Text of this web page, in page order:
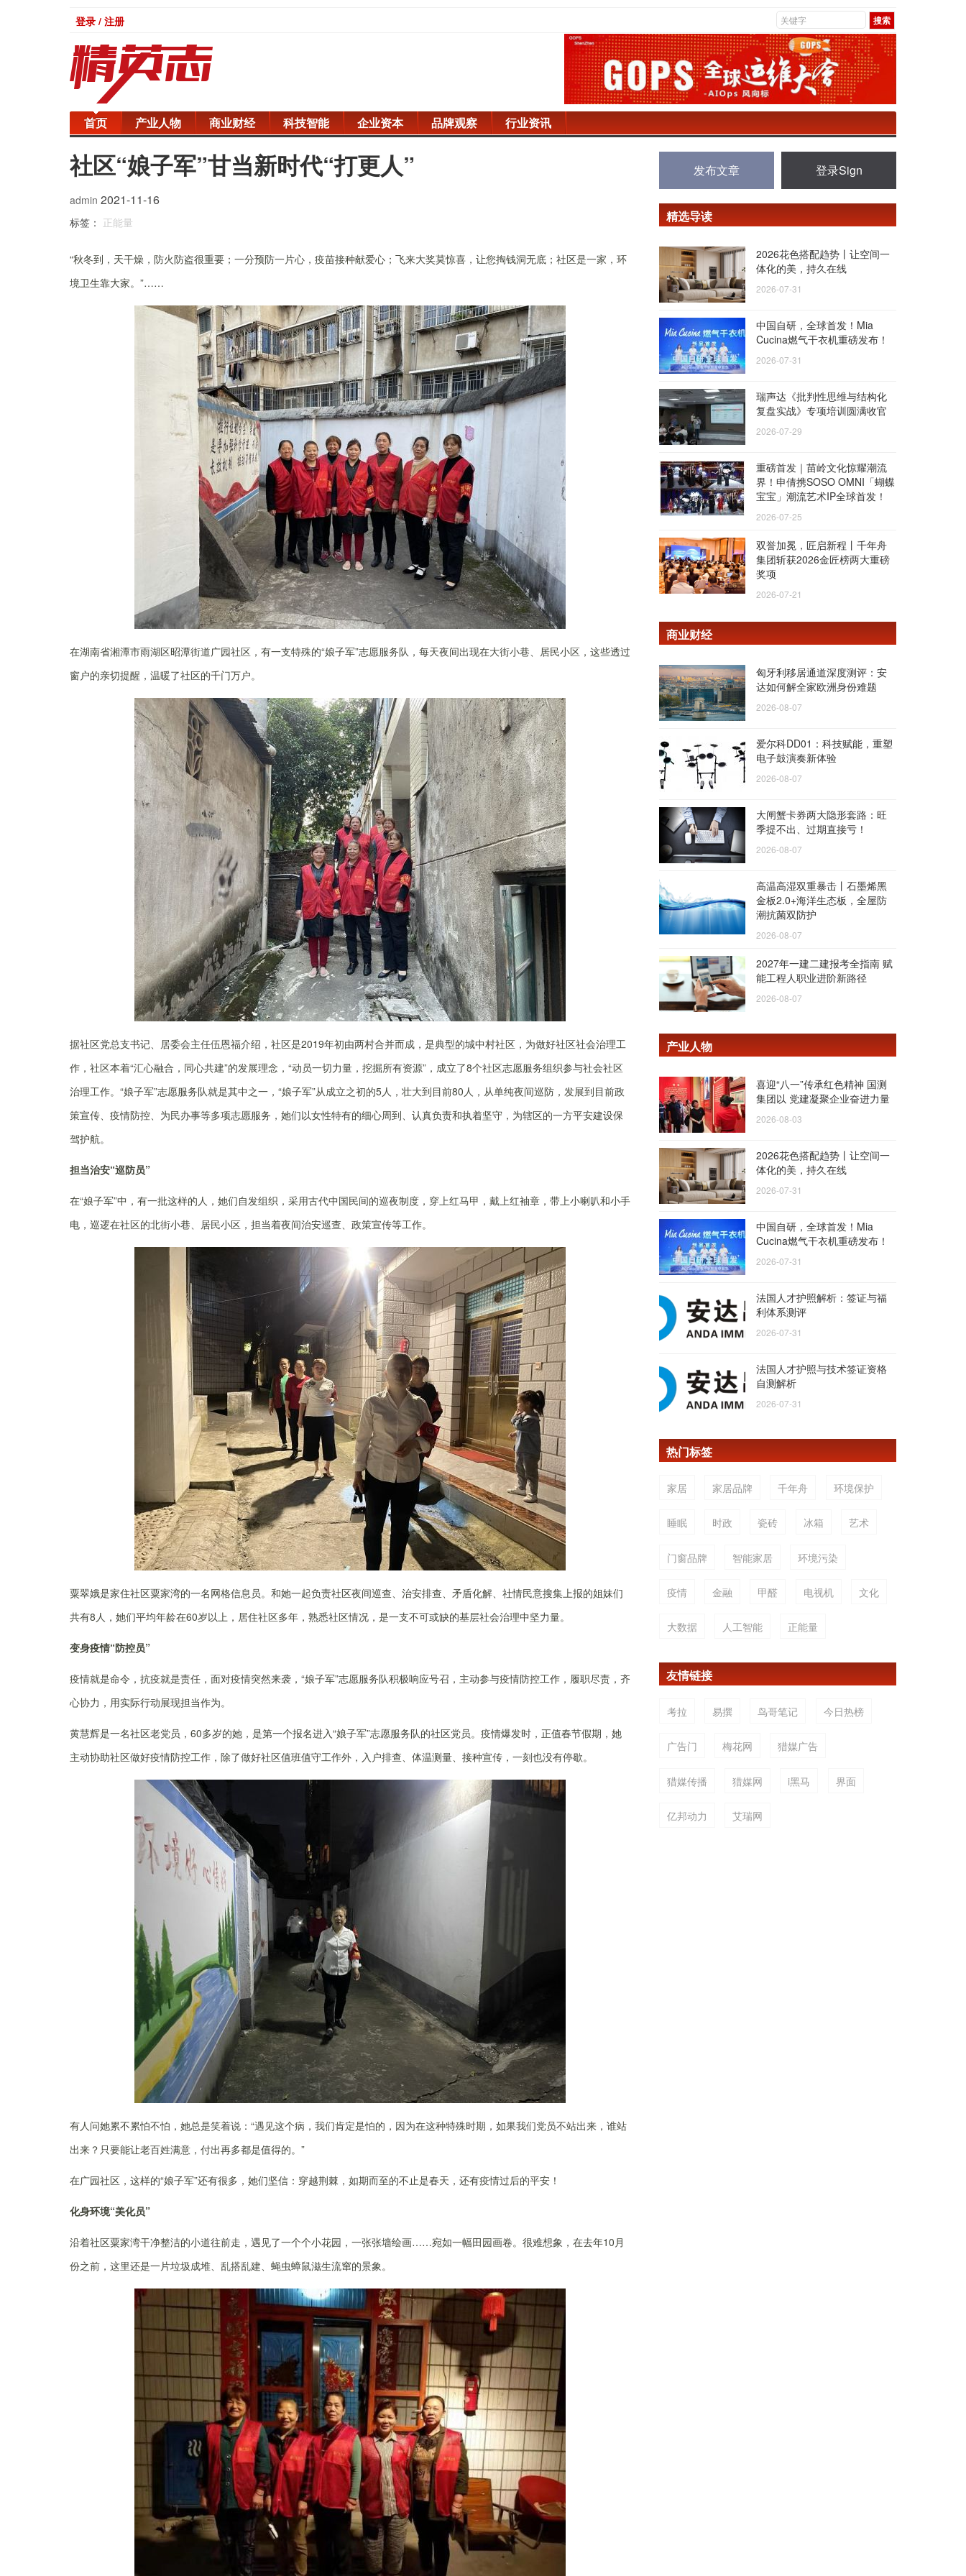
登录 / 注册
首页 产业人物 商业财经 科技智能 企业资本 品牌观察 行业资讯
社区“娘子军”甘当新时代“打更人”
admin 2021-11-16
标签： 正能量
“秋冬到，天干燥， 防火防盗很重要 ； 一分预防一片心， 疫苗接种献爱心 ； 飞来大奖莫惊喜，让您掏钱洞无底 ；社区是一家，环
境卫生靠大家。”……
在湖南省湘潭市雨湖区昭潭街道广园社区，有一支特殊的“娘子军”志愿服务队，每天夜间出现在大街小巷、居民小区，这些透过
窗户的亲切提醒，温暖了社区的千门万户。
据社区党总支书记、居委会主任伍恩福介绍，社区是2019年初由两村合并而成，是典型的城中村社区，为做好社区社会治理工
作，社区本着“汇心融合，同心共建”的发展理念，“动员一切力量，挖掘所有资源”，成立了8个社区志愿服务组织参与社会社区
治理工作。 “娘子军”志愿服务队就是其中之一，“娘子军”从成立之初的5人，壮大到目前80人，从单纯夜间巡防，发展到目前政
策宣传、疫情防控、为民办事等多项志愿服务， 她们以女性特有的细心周到、认真负责和执着坚守 ， 为辖区的一方平安建设保
驾护航。
担当治安“巡防员”
在“娘子军”中，有一批这样的人，她们自发组织， 采用古代中国民间的巡夜制度，穿上红马甲，戴上红袖章，带上小喇叭和小手
电，巡逻在社区的北街小巷、居民小区，担当着夜间治安巡查、政策宣传等工作。
粟翠娥是家住社区粟家湾的一名网格信息员。和她一起负责社区夜间巡查、 治安排查、矛盾化解、社情民意搜集上报的姐妹们
共有8人，她们平均年龄在60岁以上，居住社区多年，熟悉社区情况，是一支不可或缺的基层社会治理中坚力量。
变身疫情“防控员”
疫情就是命令，抗疫就是责任，面对疫情突然来袭， “娘子军”志愿服务队积极响应号召，主动参与疫情防控工作，履职尽责，齐
心协力，用实际行动展现担当作为。
黄慧辉是一名社区老党员， 60多岁的她，是第一个报名进入“娘子军”志愿服务队的社区党员。疫情爆发时，正值春节假期，她
主动协助社区做好疫情防控工作 ， 除了做好社区值班值守工作外， 入户排查、体温测量、接种宣传，一刻也没有停歇。
有人问她累不累怕不怕，她总是笑着说：“遇见这个病，我们肯定是怕的，因为在这种特殊时期，如果我们党员不站出来，谁站
出来？只要能让老百姓满意，付出再多都是值得的。”
在广园社区 ，这样的“娘子军”还有很多，她们坚信：穿越荆棘，如期而至的不止是春天，还有疫情过后的平安！
化身环境“美化员”
沿着社区粟家湾干净整洁的小道往前走，遇见了一个个小花园，一张张墙绘画……宛如一幅田园画卷。很难想象，在去年10月
份之前，这里还是一片垃圾成堆、乱搭乱建、 蝇虫蟑鼠滋生流窜的景象。
发布文章 登录Sign
精选导读
2026花色搭配趋势丨让空间一
体化的美，持久在线
2026-07-31
中国自研，全球首发！Mia
Cucina燃气干衣机重磅发布！
2026-07-31
瑞声达《批判性思维与结构化
复盘实战》专项培训圆满收官
2026-07-29
重磅首发｜苗岭文化惊耀潮流
界！申倩携SOSO OMNI「蝴蝶
宝宝」潮流艺术IP全球首发！
2026-07-25
双誉加冕，匠启新程丨千年舟
集团斩获2026金匠榜两大重磅
奖项
2026-07-21
商业财经
匈牙利移居通道深度测评：安
达如何解全家欧洲身份难题
2026-08-07
爱尔科DD01：科技赋能，重塑
电子鼓演奏新体验
2026-08-07
大闸蟹卡券两大隐形套路：旺
季提不出、过期直接亏！
2026-08-07
高温高湿双重暴击丨石墨烯黑
金板2.0+海洋生态板，全屋防
潮抗菌双防护
2026-08-07
2027年一建二建报考全指南 赋
能工程人职业进阶新路径
2026-08-07
产业人物
喜迎“八一”传承红色精神 国测
集团以 党建凝聚企业奋进力量
2026-08-03
2026花色搭配趋势丨让空间一
体化的美，持久在线
2026-07-31
中国自研，全球首发！Mia
Cucina燃气干衣机重磅发布！
2026-07-31
法国人才护照解析：签证与福
利体系测评
2026-07-31
法国人才护照与技术签证资格
自测解析
2026-07-31
热门标签
家居 家居品牌 千年舟 环境保护
睡眠 时政 瓷砖 冰箱 艺术
门窗品牌 智能家居 环境污染
疫情 金融 甲醛 电视机 文化
大数据 人工智能 正能量
友情链接
考拉 易撰 鸟哥笔记 今日热榜
广告门 梅花网 猎媒广告
猎媒传播 猎媒网 i黑马 界面
亿邦动力 艾瑞网